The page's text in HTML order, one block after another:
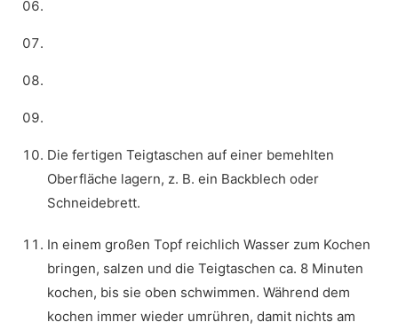
Die fertigen Teigtaschen auf einer bemehlten
Oberfläche lagern, z. B. ein Backblech oder
Schneidebrett.
In einem großen Topf reichlich Wasser zum Kochen
bringen, salzen und die Teigtaschen ca. 8 Minuten
kochen, bis sie oben schwimmen. Während dem
kochen immer wieder umrühren, damit nichts am